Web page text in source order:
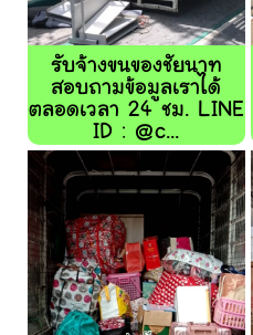
รับจ้างขนของชัยนาท
สอบถามข้อมูลเราได้
ตลอดเวลา 24 ชม. LINE
ID : @c...